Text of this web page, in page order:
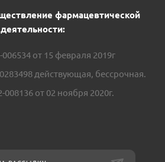
фармацевтической
деятельности:
от 15 февраля 2019г
действующая, бессрочная.
008136 от 02 ноября 2020г.